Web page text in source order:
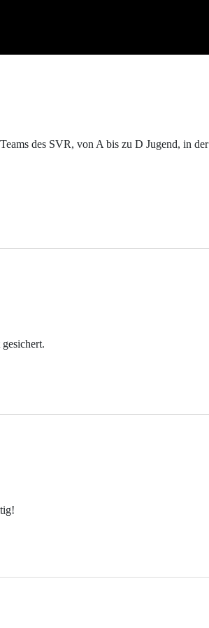
des SVR, von A bis zu D Jugend, in der